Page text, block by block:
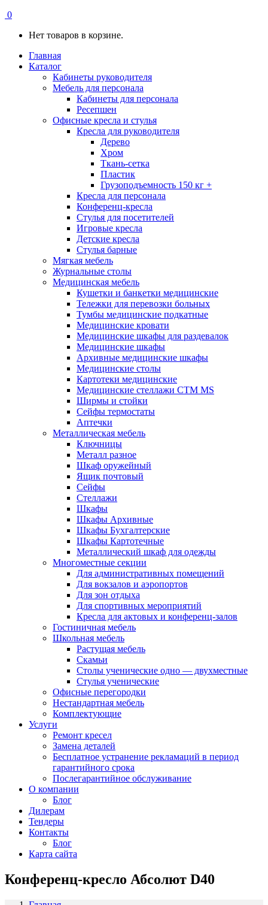
0
Нет товаров в корзине.
Главная
Каталог
Кабинеты руководителя
Мебель для персонала
Кабинеты для персонала
Ресепшен
Офисные кресла и стулья
Кресла для руководителя
Дерево
Хром
Ткань-сетка
Пластик
Грузоподъемность 150 кг +
Кресла для персонала
Конференц-кресла
Стулья для посетителей
Игровые кресла
Детские кресла
Стулья барные
Мягкая мебель
Журнальные столы
Медицинская мебель
Кушетки и банкетки медицинские
Тележки для перевозки больных
Тумбы медицинские подкатные
Медицинские кровати
Медицинские шкафы для раздевалок
Медицинские шкафы
Архивные медицинские шкафы
Медицинские столы
Картотеки медицинские
Медицинские стеллажи CTM MS
Ширмы и стойки
Сейфы термостаты
Аптечки
Металлическая мебель
Ключницы
Металл разное
Шкаф оружейный
Ящик почтовый
Сейфы
Стеллажи
Шкафы
Шкафы Архивные
Шкафы Бухгалтерские
Шкафы Картотечные
Металлический шкаф для одежды
Многоместные секции
Для административных помещений
Для вокзалов и аэропортов
Для зон отдыха
Для спортивных мероприятий
Кресла для актовых и конференц-залов
Гостиничная мебель
Школьная мебель
Растущая мебель
Скамьи
Столы ученические одно — двухместные
Стулья ученические
Офисные перегородки
Нестандартная мебель
Комплектующие
Услуги
Ремонт кресел
Замена деталей
Бесплатное устранение рекламаций в период
гарантийного срока
Послегарантийное обслуживание
О компании
Блог
Дилерам
Тендеры
Контакты
Блог
Карта сайта
Конференц-кресло Абсолют D40